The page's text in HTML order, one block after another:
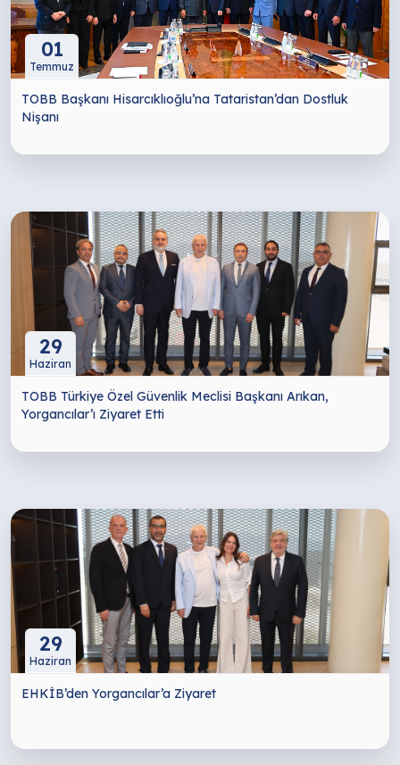
01
Temmuz
TOBB Başkanı Hisarcıklıoğlu’na Tataristan’dan Dostluk
Nişanı
29
Haziran
TOBB Türkiye Özel Güvenlik Meclisi Başkanı Arıkan,
Yorgancılar’ı Ziyaret Etti
29
Haziran
EHKİB’den Yorgancılar’a Ziyaret